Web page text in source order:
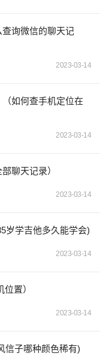
询微信的聊天记
2023-03-14
如何查手机定位在
2023-03-14
聊天记录）
2023-03-14
岁学吉他多久能学会)
2023-03-14
置）
2023-03-14
信子哪种颜色稀有)